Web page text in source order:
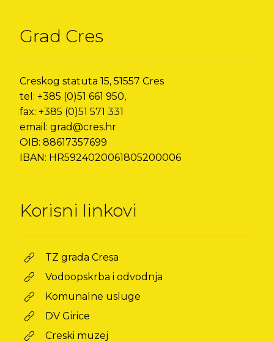
Grad Cres
Creskog statuta 15, 51557 Cres
tel: +385 (0)51 661 950,
fax: +385 (0)51 571 331
email: grad@cres.hr
OIB: 88617357699
IBAN: HR5924020061805200006
Korisni linkovi
TZ grada Cresa
Vodoopskrba i odvodnja
Komunalne usluge
DV Girice
Creski muzej